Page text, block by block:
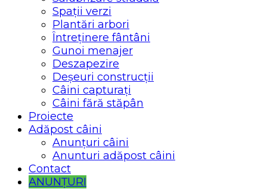
Spații verzi
Plantări arbori
Întreținere fântâni
Gunoi menajer
Deszapezire
Deșeuri construcții
Câini capturați
Câini fără stăpân
Proiecte
Adăpost câini
Anunțuri câini
Anunturi adăpost câini
Contact
ANUNȚURI